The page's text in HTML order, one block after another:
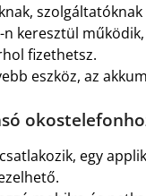
n keresztül
fizethetsz.
eszköz, az
egy